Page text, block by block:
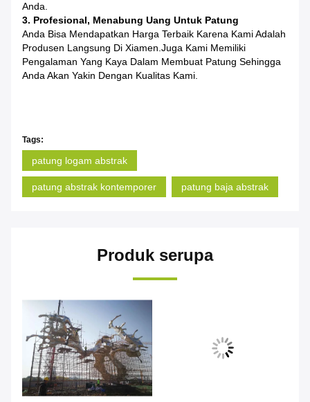
Anda.
3. Profesional, Menabung Uang Untuk Patung
Anda Bisa Mendapatkan Harga Terbaik Karena Kami Adalah
Produsen Langsung Di Xiamen.Juga Kami Memiliki
Pengalaman Yang Kaya Dalam Membuat Patung Sehingga
Anda Akan Yakin Dengan Kualitas Kami.
Tags:
patung logam abstrak
patung abstrak kontemporer patung baja abstrak
Produk serupa